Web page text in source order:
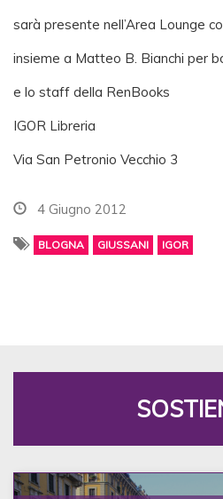
sarà presente nell’Area Lounge
insieme a Matteo B. Bianchi per
e lo staff della RenBooks
IGOR Libreria
Via San Petronio Vecchio 3
4 Giugno 2012
BLOGNA GIUSSANI IGOR